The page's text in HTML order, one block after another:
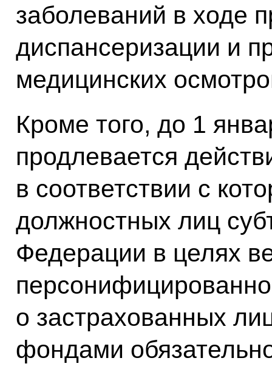
заболеваний в ходе
диспансеризации и
медицинских
Кроме того, до 1
продлевается
в соответствии с
должностных лиц
Федерации в целях
о застрахованных
фондами